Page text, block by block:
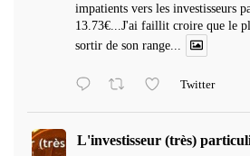
impatients vers les investisseurs
13.73€...J'ai faillit croire que le
sortir de son range...
Twitter
L'investisseur (très)